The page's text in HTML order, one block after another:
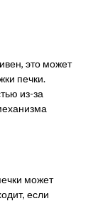
это может
печки.
из-за
может
если